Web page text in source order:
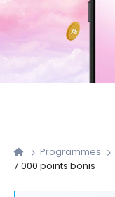
Programmes
7 000 points bonis